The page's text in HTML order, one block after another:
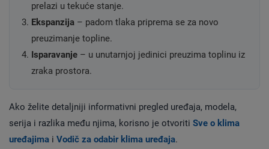
prelazi u tekuće stanje.
Ekspanzija – padom tlaka priprema se za novo
preuzimanje topline.
Isparavanje – u unutarnjoj jedinici preuzima toplinu iz
zraka prostora.
Ako želite detaljniji informativni pregled uređaja, modela,
serija i razlika među njima, korisno je otvoriti Sve o klima
uređajima i Vodič za odabir klima uređaja.